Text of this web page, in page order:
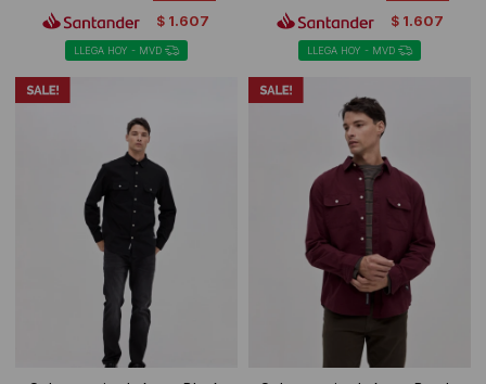
$ 1.607
LLEGA HOY - MVD
$ 1.607
LLEGA HOY - MVD